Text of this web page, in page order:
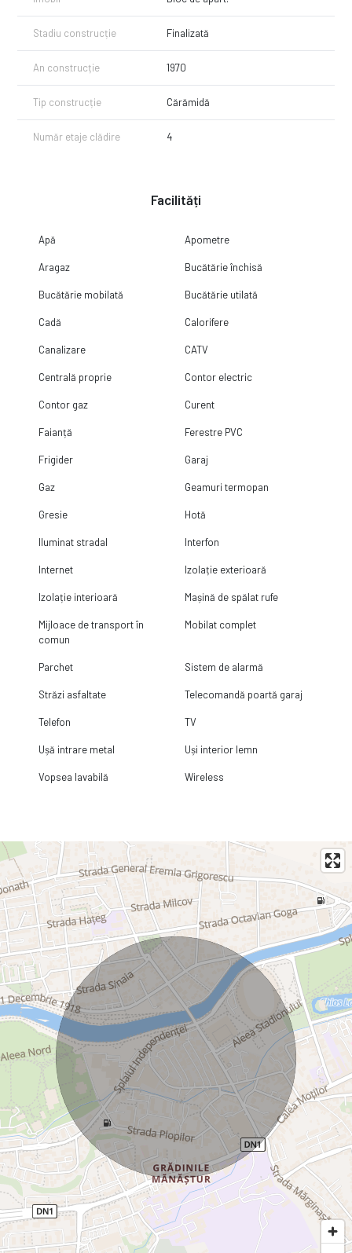
Stadiu construcție Finalizată
An construcție 1970
Tip construcție Cărămidă
Număr etaje clădire 4
Facilități
Apă Apometre
Aragaz Bucătărie închisă
Bucătărie mobilată Bucătărie utilată
Cadă Calorifere
Canalizare CATV
Centrală proprie Contor electric
Contor gaz Curent
Faianță Ferestre PVC
Frigider Garaj
Gaz Geamuri termopan
Gresie Hotă
Iluminat stradal Interfon
Internet Izolație exterioară
Izolație interioară Mașină de spălat rufe
Mijloace de transport în
comun
Mobilat complet
Parchet Sistem de alarmă
Străzi asfaltate Telecomandă poartă garaj
Telefon TV
Ușă intrare metal Uși interior lemn
Vopsea lavabilă Wireless